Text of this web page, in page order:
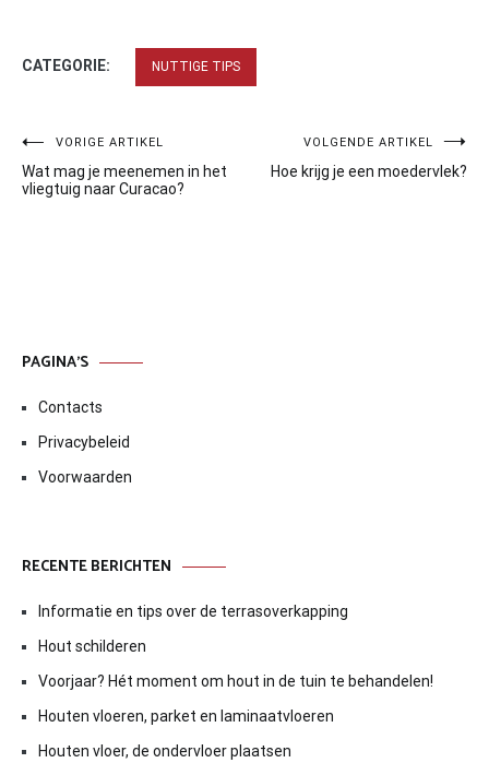
CATEGORIE: NUTTIGE TIPS
Bericht
navigatie
VORIGE ARTIKEL
Wat mag je meenemen in het
vliegtuig naar Curacao?
VOLGENDE ARTIKEL
Hoe krijg je een moedervlek?
PAGINA’S
Contacts
Privacybeleid
Voorwaarden
RECENTE BERICHTEN
Informatie en tips over de terrasoverkapping
Hout schilderen
Voorjaar? Hét moment om hout in de tuin te behandelen!
Houten vloeren, parket en laminaatvloeren
Houten vloer, de ondervloer plaatsen